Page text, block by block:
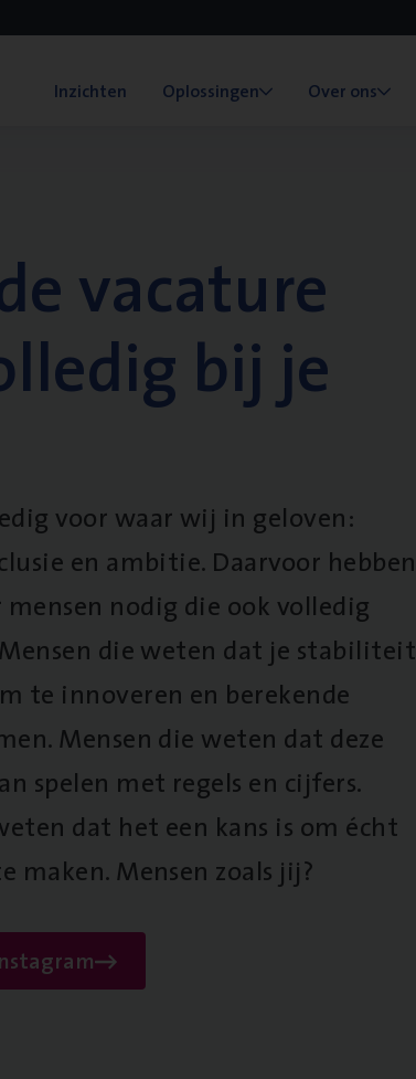
Inzichten Oplossingen Over ons
vacature
bij je
voor waar wij in geloven:
en ambitie. Daarvoor hebben
nodig die ook volledig
die weten dat je stabiliteit
te innoveren en berekende
Mensen die weten dat deze
spelen met regels en cijfers.
dat het een kans is om écht
maken. Mensen zoals jij?